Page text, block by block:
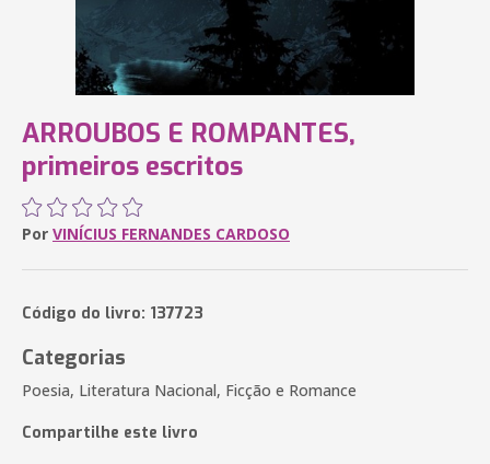
ARROUBOS E ROMPANTES,
primeiros escritos
Por VINÍCIUS FERNANDES CARDOSO
Código do livro: 137723
Categorias
Poesia, Literatura Nacional, Ficção e Romance
Compartilhe este livro